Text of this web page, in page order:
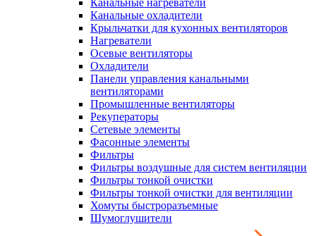
Канальные нагреватели
Канальные охладители
Крыльчатки для кухонных вентиляторов
Нагреватели
Осевые вентиляторы
Охладители
Панели управления канальными
вентиляторами
Промышленные вентиляторы
Рекуператоры
Сетевые элементы
Фасонные элементы
Фильтры
Фильтры воздушные для систем вентиляции
Фильтры тонкой очистки
Фильтры тонкой очистки для вентиляции
Хомуты быстроразъемные
Шумоглушители